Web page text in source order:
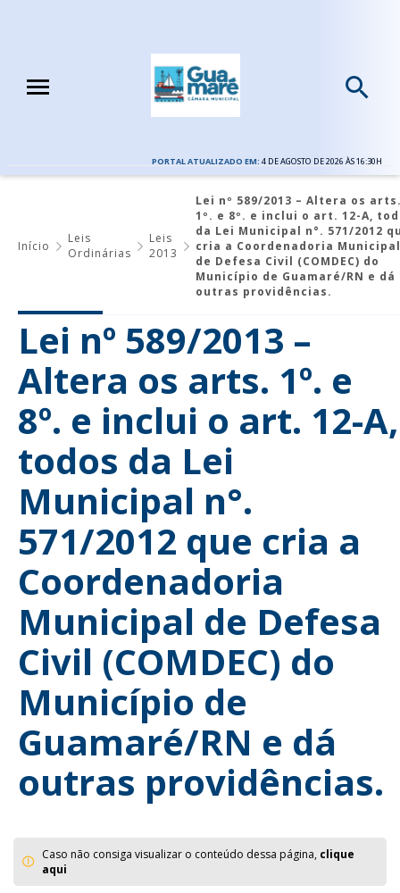
PORTAL ATUALIZADO EM: 4 DE AGOSTO DE 2026 ÀS 16:30H
Início
Leis
Ordinárias
Leis
2013
Lei nº 589/2013 – Altera os
1º. e 8º. e inclui o art. 12-A,
da Lei Municipal n°. 571/2012
cria a Coordenadoria Municipal
de Defesa Civil (COMDEC) do
Município de Guamaré/RN e dá
outras providências.
Lei nº 589/2013 –
Altera os arts. 1º. e
8º. e inclui o art. 12-A,
todos da Lei
Municipal n°.
571/2012 que cria a
Coordenadoria
Municipal de Defesa
Civil (COMDEC) do
Município de
Guamaré/RN e dá
outras providências.
Caso não consiga visualizar o conteúdo dessa página, clique
aqui